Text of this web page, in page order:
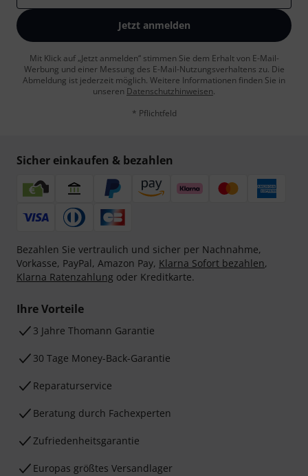
Jetzt anmelden
Mit Klick auf „Jetzt anmelden“ stimmen Sie dem Erhalt von E-Mail-
Werbung und einer Messung des E-Mail-Nutzungsverhaltens zu. Die
Abmeldung ist jederzeit möglich. Weitere Informationen finden Sie in
unseren Datenschutzhinweisen.
* Pflichtfeld
Sicher einkaufen & bezahlen
Bezahlen Sie vertraulich und sicher per Nachnahme,
Vorkasse, PayPal, Amazon Pay, Klarna Sofort bezahlen,
Klarna Ratenzahlung oder Kreditkarte.
Ihre Vorteile
3 Jahre Thomann Garantie
30 Tage Money-Back-Garantie
Reparaturservice
Beratung durch Fachexperten
Zufriedenheitsgarantie
Europas größtes Versandlager